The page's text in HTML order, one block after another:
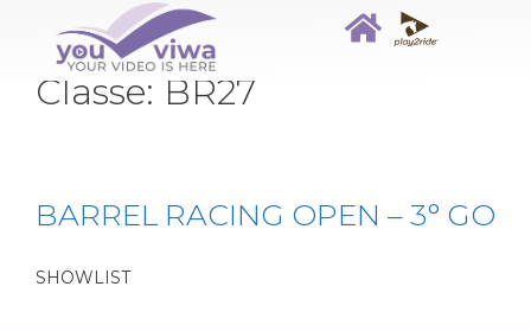
Classe: BR27
BARREL RACING OPEN – 3° GO
SHOWLIST